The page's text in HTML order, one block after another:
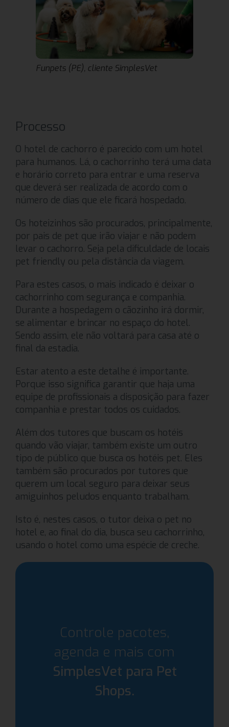
Funpets (PE), cliente SimplesVet
Processo
O hotel de cachorro é parecido com um hotel
para humanos. Lá, o cachorrinho terá uma data
e horário correto para entrar e uma reserva
que deverá ser realizada de acordo com o
número de dias que ele ficará hospedado.
Os hoteizinhos são procurados, principalmente,
por pais de pet que irão viajar e não podem
levar o cachorro. Seja pela dificuldade de locais
pet friendly ou pela distância da viagem.
Para estes casos, o mais indicado é deixar o
cachorrinho com segurança e companhia.
Durante a hospedagem o cãozinho irá dormir,
se alimentar e brincar no espaço do hotel.
Sendo assim, ele não voltará para casa até o
final da estadia.
Estar atento a este detalhe é importante.
Porque isso significa garantir que haja uma
equipe de profissionais a disposição para fazer
companhia e prestar todos os cuidados.
Além dos tutores que buscam os hotéis
quando vão viajar, também existe um outro
tipo de público que busca os hotéis pet. Eles
também são procurados por tutores que
querem um local seguro para deixar seus
amiguinhos peludos enquanto trabalham.
Isto é, nestes casos, o tutor deixa o pet no
hotel e, ao final do dia, busca seu cachorrinho,
usando o hotel como uma espécie de creche.
Controle pacotes,
agenda e mais com
SimplesVet para Pet
Shops.